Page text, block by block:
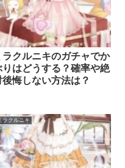
ラクルニキのガチャでか
りはどうする？確率や絶
後悔しない方法は？
ラクルニキ